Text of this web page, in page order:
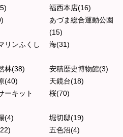
福西本店(16)
あづま総合運動公園
(15)
リンふくし
海(31)
林(38)
安積歴史博物館(3)
(40)
天鏡台(18)
ーキット
桜(70)
(4)
堀切邸(19)
五色沼(4)